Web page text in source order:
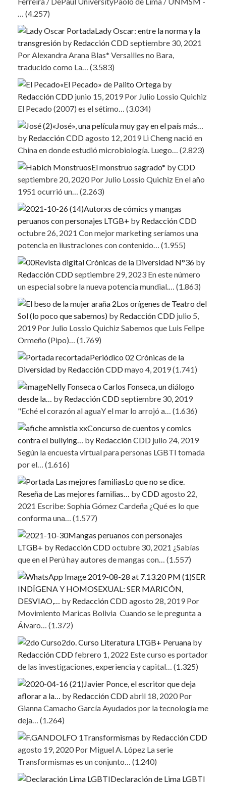
… (4.257)
Lady Oscar: entre la norma y la
transgresión by Redacción CDDseptiembre 30, 2021
Por Alexandra Arana Blas* Versailles no Bara,
traducido como La… (3.583)
«El Pecado» de Palito Ortega by
Redacción CDD junio 15, 2019 Por Julio Lossio Quichiz
El Pecado (2007) es el sétimo… (3.034)
«José», una película muy gay en el país más…
by Redacción CDDagosto 12, 2019 Li Cheng nació en
China en donde estudió microbiología. Luego… (2.823)
El monstruo sagrado* byCDD
septiembre 20, 2020 Por Julio Lossio Quichiz En el año
1951 ocurrió un… (2.263)
Autorxs de cómics y mangas
peruanos con personajes LTGB+ by Redacción CDD
octubre 26, 2021 Con mejor marketing seríamos una
potencia en ilustraciones con contenido… (1.955)
Revista digital Crónicas de la Diversidad N°36 by
Redacción CDDseptiembre 29, 2023 En este número
un especial sobre la nueva potencia mundial.… (1.863)
Los orígenes de Teatro del
Sol (lo poco que sabemos) by Redacción CDD julio 5,
2019 Por Julio Lossio Quichiz Sabemos que Luis Felipe
Ormeño (Pipo)… (1.769)
Periódico 02 Crónicas de la
Diversidad by Redacción CDDmayo 4, 2019(1.741)
Nelly Fonseca o Carlos Fonseca, un diálogo
desde la… by Redacción CDDseptiembre 30, 2019
"Eché el corazón al aguaY el mar lo arrojó a… (1.636)
Concurso de cuentos y comics
contra el bullying… by Redacción CDD julio 24, 2019
Según la encuesta virtual para personas LGBTI tomada
por el… (1.616)
Lo que no se dice.
Reseña de Las mejores familias… byCDDagosto 22,
2021 Escribe: Sophia Gómez Cardeña ¿Qué es lo que
conforma una… (1.577)
Mangas peruanos con personajes
LTGB+ by Redacción CDDoctubre 30, 2021 ¿Sabías
que en el Perú hay autores de mangas con… (1.557)
SER
INDÍGENA Y HOMOSEXUAL: SER MARICÓN,
DESVIAO,… by Redacción CDDagosto 28, 2019 Por
Movimiento Maricas Bolivia Cuando se le pregunta a
Álvaro… (1.372)
2do. Curso Literatura LTGB+ Peruana by
Redacción CDDfebrero 1, 2022 Este curso es portador
de las investigaciones, experiencia y capital… (1.325)
Javier Ponce, el escritor que deja
aflorar a la… by Redacción CDDabril 18, 2020 Por
Gianna Camacho García Ayudados por la tecnología me
deja… (1.264)
Transformismas by Redacción CDD
agosto 19, 2020 Por Miguel A. López La serie
Transformismas es un conjunto… (1.240)
Declaración de Lima LGBTI